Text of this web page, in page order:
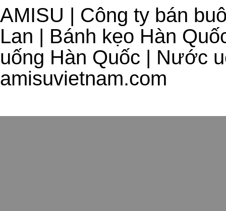
AMISU | Công ty bán
Lan | Bánh kẹo Hàn
uống Hàn Quốc | Nước
amisuvietnam.com